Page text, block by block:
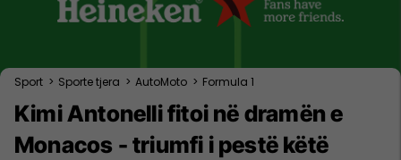
Sport > Sporte tjera > AutoMoto > Formula 1
Kimi Antonelli fitoi në dramën e
Monacos - triumfi i pestë këtë